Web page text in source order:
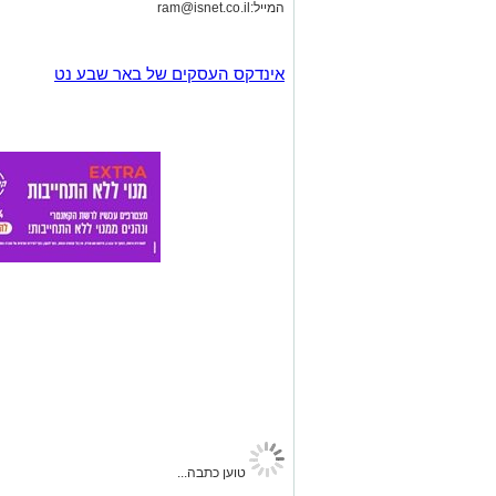
המייל:ram@isnet.co.il
אינדקס העסקים של באר שבע נט
טוען כתבה...